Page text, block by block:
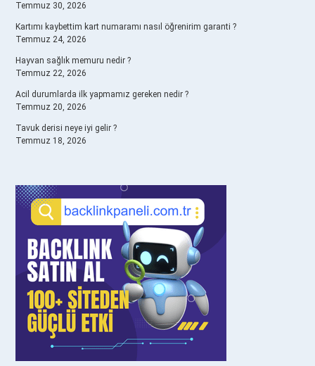
Temmuz 30, 2026
Kartımı kaybettim kart numaramı nasıl öğrenirim garanti ?
Temmuz 24, 2026
Hayvan sağlık memuru nedir ?
Temmuz 22, 2026
Acil durumlarda ilk yapmamız gereken nedir ?
Temmuz 20, 2026
Tavuk derisi neye iyi gelir ?
Temmuz 18, 2026